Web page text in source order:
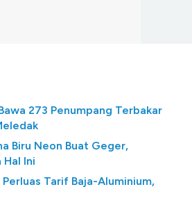
273 Penumpang Terbakar
Biru Neon Buat Geger,
Ini
Tarif Baja-Aluminium,